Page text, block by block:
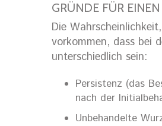
GRÜNDE FÜR
Die
vorkommen, dass bei
unterschiedlich sein:
Persistenz (das
nach der
Unbehandelte